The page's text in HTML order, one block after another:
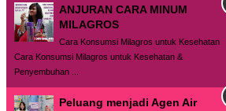
ANJURAN CARA MINUM
MILAGROS
Cara Konsumsi Milagros untuk Kesehatan
Cara Konsumsi Milagros untuk Kesehatan &
Penyembuhan ...
Peluang menjadi Agen Air